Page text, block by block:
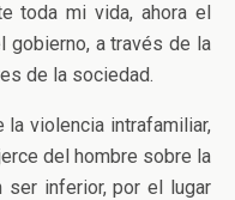
toda mi vida, ahora el
gobierno, a través de la
de la sociedad.
violencia intrafamiliar,
del hombre sobre la
ser inferior, por el lugar